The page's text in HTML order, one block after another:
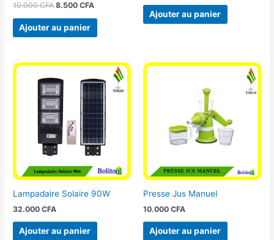
10.000CFA 8.500CFA
Ajouter au panier
Ajouter au panier
Lampadaire Solaire 90W
32.000CFA
Ajouter au panier
Presse Jus Manuel
10.000 CFA
Ajouter au panier